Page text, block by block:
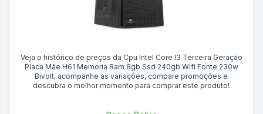
Veja o histórico de preços da Cpu Intel Core I3 Terceira Geração
Placa Mãe H61 Memoria Ram 8gb Ssd 240gb Wifi Fonte 230w
Bivolt, acompanhe as variações, compare promoções e
descubra o melhor momento para comprar este produto!